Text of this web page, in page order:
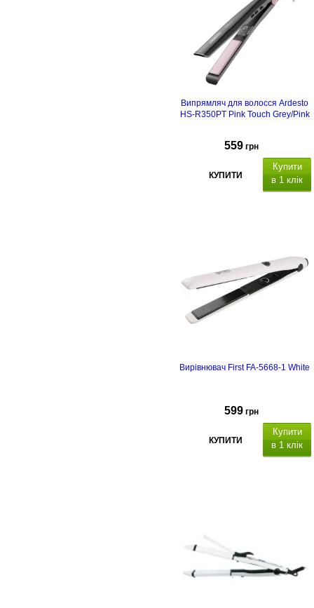
Випрямляч для волосся Ardesto
HS-R350PT Pink Touch Grey/Pink
559 грн
КУПИТИ
Купити
в 1 клік
Вирівнювач First FA-5668-1 White
599 грн
КУПИТИ
Купити
в 1 клік